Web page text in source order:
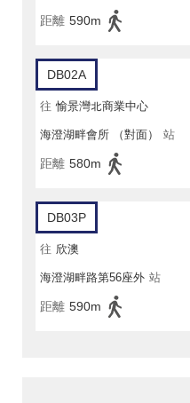
距離 590m
DB02A
往 愉景灣北商業中心
海澄湖畔會所 （對面） 站
距離 580m
DB03P
往 欣澳
海澄湖畔路第56座外 站
距離 590m